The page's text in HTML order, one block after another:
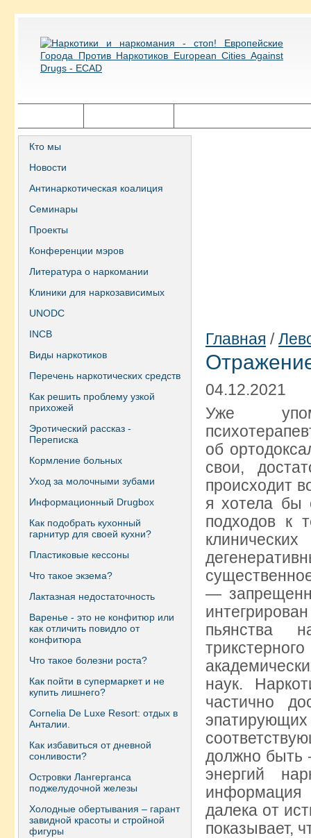
Кто мы
Новости
Антинаркотическая коалиция
Семинары
Проекты
Конференции мэров
Литература о наркомании
Клиники для наркозависимых
UNODC
INCB
Виды наркотиков
Перечень наркотических средств
Как решить проблему узкой
прихожей
Эротический рассказ -
Переписка
Кормление больных
Уход за молочными зубами
Информационный Drugbox
Как подобрать кухонный
гарнитур для своей кухни?
Пластиковые кессоны
Что такое экзема?
Лактазная недостаточность
Варенье - это не конфитюр или
как отличить повидло от
конфитюра
Что такое болезни роста?
Как пойти в супермаркет и не
купить лишнего?
Сornelia De Luxe Resort: отдых в
Анталии.
Как избавиться от дневной
сонливости?
Островки Лангерганса
поджелудочной железы
Холодные обертывания – гарант
завидной красоты и стройной
фигуры
Главная /
04.12.2021
Уже
об
свои,
происходит
я хотела бы
подходов к
—
пьянства
наук.
частично
должно быть
энергий
далека от
показывает,